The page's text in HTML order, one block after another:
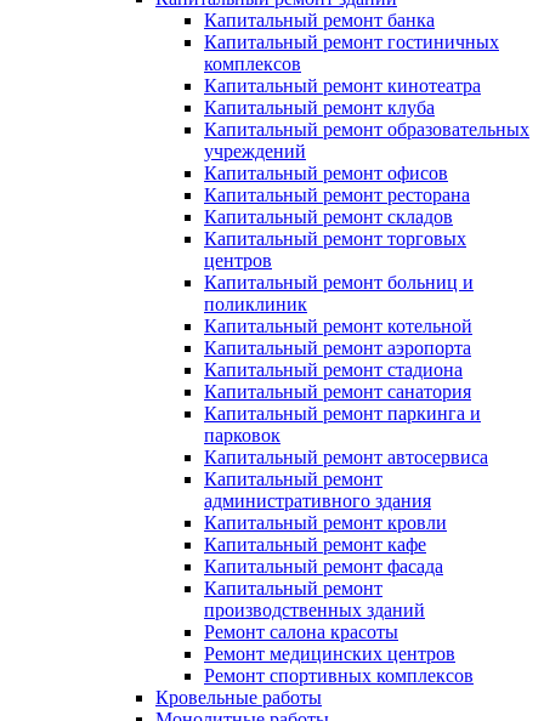
Капитальный ремонт банка
Капитальный ремонт гостиничных
комплексов
Капитальный ремонт кинотеатра
Капитальный ремонт клуба
Капитальный ремонт образовательных
учреждений
Капитальный ремонт офисов
Капитальный ремонт ресторана
Капитальный ремонт складов
Капитальный ремонт торговых
центров
Капитальный ремонт больниц и
поликлиник
Капитальный ремонт котельной
Капитальный ремонт аэропорта
Капитальный ремонт стадиона
Капитальный ремонт санатория
Капитальный ремонт паркинга и
парковок
Капитальный ремонт автосервиса
Капитальный ремонт
административного здания
Капитальный ремонт кровли
Капитальный ремонт кафе
Капитальный ремонт фасада
Капитальный ремонт
производственных зданий
Ремонт салона красоты
Ремонт медицинских центров
Ремонт спортивных комплексов
Кровельные работы